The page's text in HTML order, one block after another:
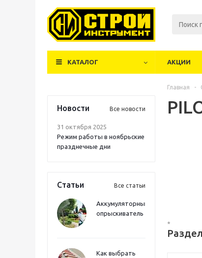
КАТАЛОГ АКЦИИ
Новости Все новости
31 октября 2025
Режим работы в ноябрьские
празднечные дни
Статьи Все статьи
Аккумуляторный
опрыскиватель
Как выбрать
Главная -
*